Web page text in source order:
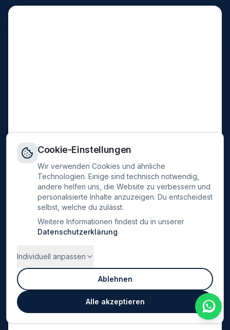
Cookie-Einstellungen
Wir verwenden Cookies und ähnliche
Technologien. Einige sind technisch notwendig,
andere helfen uns, die Website zu verbessern und
personalisierte Inhalte anzuzeigen. Du entscheidest
selbst, welche du zulässt.
Weitere Informationen findest du in unserer
Datenschutzerklärung.
Individuell anpassen
Ablehnen
Alle akzeptieren